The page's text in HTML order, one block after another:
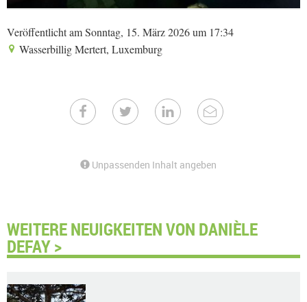
Veröffentlicht am Sonntag, 15. März 2026 um 17:34
Wasserbillig Mertert, Luxemburg
Unpassenden Inhalt angeben
WEITERE NEUIGKEITEN VON DANIÈLE
DEFAY >